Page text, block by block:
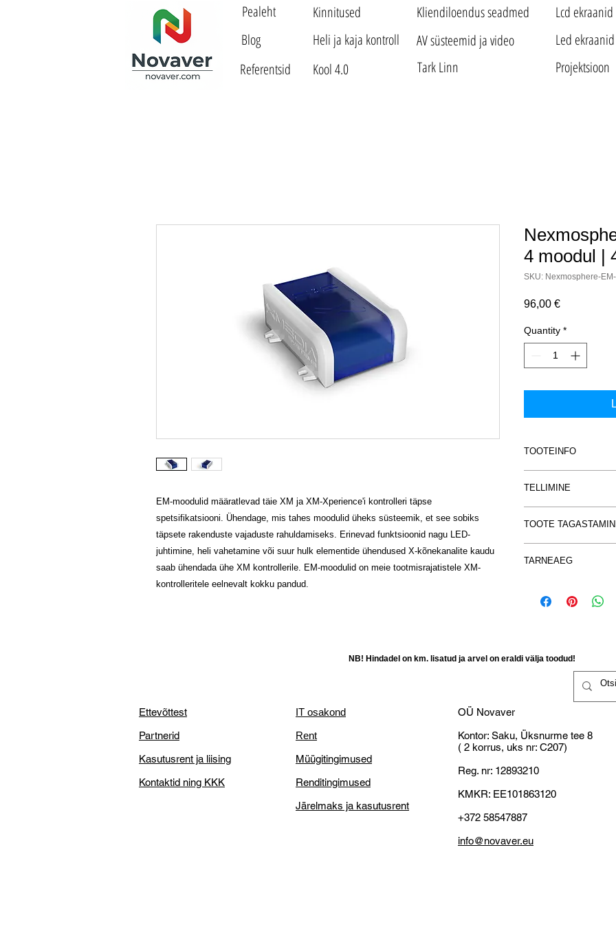
Pealeht
Blog
Referentsid
Heli ja kaja kontroll
Kinnitused
Kool 4.0
Kliendiloendus seadmed
AV süsteemid ja video
Tark Linn
Lcd ekraanid
Led ekraanid
Projektsioon
EM-moodulid määratlevad täie XM ja XM-Xperience'i kontrolleri täpse
spetsifikatsiooni. Ühendage, mis tahes moodulid üheks süsteemik, et see sobiks
täpsete rakenduste vajaduste rahuldamiseks. Erinevad funktsioonid nagu LED-
juhtimine, heli vahetamine või suur hulk elementide ühendused X-kõnekanalite kaudu
saab ühendada ühe XM kontrollerile. EM-moodulid on meie tootmisrajatistele XM-
kontrolleritele eelnevalt kokku pandud.
4 moodul |
SKU: Nexmosphere-
96,00 €Price
Quantity *
TOOTEINFO
Heli vahetamine,
meediumipleierilt
saab korraga valida
rakenduste
funktsioonid nagu
suur hulk
Funktsioonid
Automaatne
usaldusväärsete
Kombineerige kõik
TELLIMINE
info@novaver.eu või
Vastavalt
NB! Miks OÜ
Väike ettevõtjatena
tasuta transporti!
TOOTE
Kaupa on õigus
Tagastatud kaup
kahjustamatta,
selleks
14-päevane
mis on
Defektne toode:
Kliendl õigus
asendamist;
Kliendil on õigus
võimalik kaupa
parandamine
Kliendil on õigus
Tähelepanu:
Kui tekib
TARNEAEG
NB! Hindadel on km. lisatud ja arvel on eraldi välja toodud!
Ettevõttest
Partnerid
Kasutusrent ja liising
Kontaktid ning KKK
IT osakond
Rent
Müügitingimused
Renditingimused
Järelmaks ja kasutusrent
OÜ Novaver
Kontor: Saku, Üksnurme tee 8
( 2 korrus, uks nr: C207)
Reg. nr: 12893210
KMKR: EE101863120
+372 58547887
info@novaver.eu